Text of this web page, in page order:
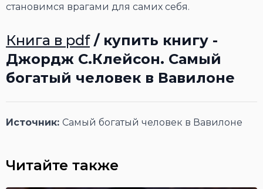
становимся врагами для самих себя.
Книга в pdf/ купить книгу -
Джордж С.Клейсон. Самый
богатый человек в Вавилоне
Источник: Самый богатый человек в Вавилоне
Читайте также